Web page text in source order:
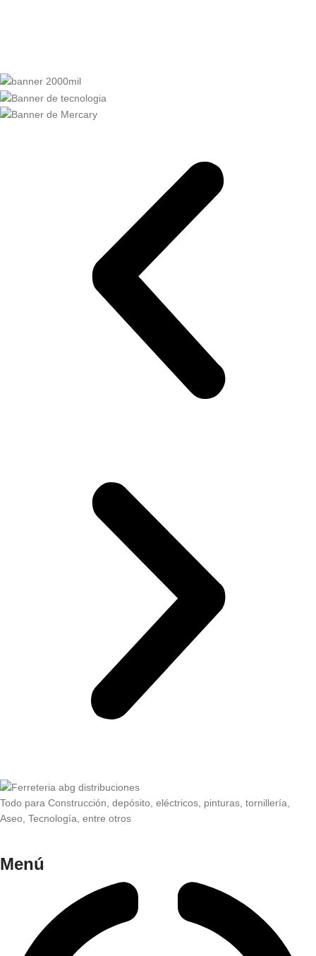
Todo para Construcción, depósito, eléctricos, pinturas, tornillería,
Aseo, Tecnología, entre otros
Menú